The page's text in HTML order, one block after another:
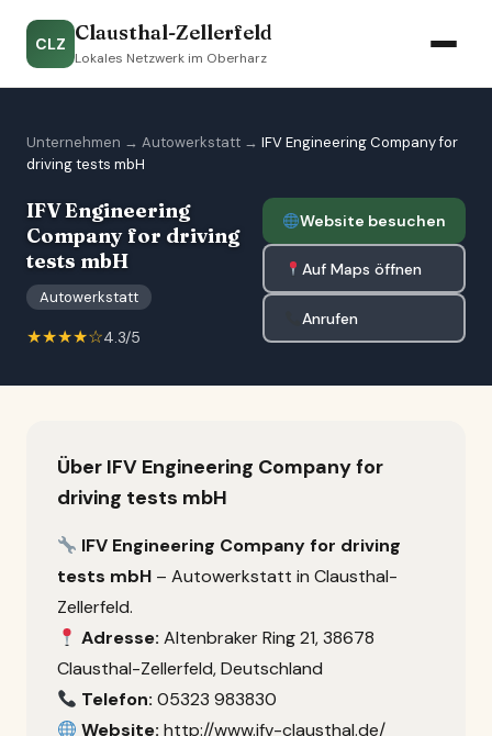
CLZ Clausthal-Zellerfeld
Lokales Netzwerk im Oberharz
Unternehmen → Autowerkstatt → IFV Engineering Company for
driving tests mbH
IFV Engineering
Company for driving
tests mbH
Autowerkstatt
★★★★☆4.3/5
Website besuchen
Auf Maps öffnen
Anrufen
Über IFV Engineering Company for
driving tests mbH
IFV Engineering Company for driving
tests mbH – Autowerkstatt in Clausthal-
Zellerfeld.
Adresse: Altenbraker Ring 21, 38678
Clausthal-Zellerfeld, Deutschland
Telefon: 05323 983830
Website: http://www.ifv-clausthal.de/